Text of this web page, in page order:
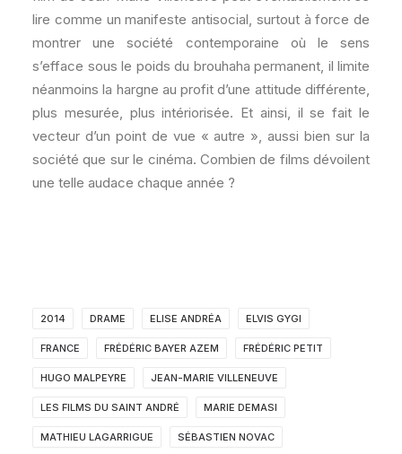
lire comme un manifeste antisocial, surtout à force de
montrer une société contemporaine où le sens
s’efface sous le poids du brouhaha permanent, il limite
néanmoins la hargne au profit d’une attitude différente,
plus mesurée, plus intériorisée. Et ainsi, il se fait le
vecteur d’un point de vue « autre », aussi bien sur la
société que sur le cinéma. Combien de films dévoilent
une telle audace chaque année ?
2014 DRAME ELISE ANDRÉA ELVIS GYGI
FRANCE FRÉDÉRIC BAYER AZEM FRÉDÉRIC PETIT
HUGO MALPEYRE JEAN-MARIE VILLENEUVE
LES FILMS DU SAINT ANDRÉ MARIE DEMASI
MATHIEU LAGARRIGUE SÉBASTIEN NOVAC